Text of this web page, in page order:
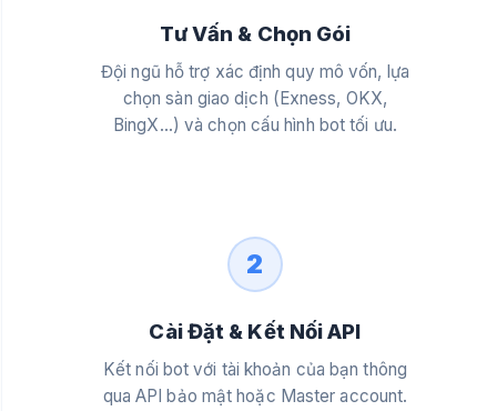
Tư Vấn & Chọn Gói
Đội ngũ hỗ trợ xác định quy mô vốn, lựa
chọn sàn giao dịch (Exness, OKX,
BingX...) và chọn cấu hình bot tối ưu.
2
Cài Đặt & Kết Nối API
Kết nối bot với tài khoản của bạn thông
qua API bảo mật hoặc Master account.